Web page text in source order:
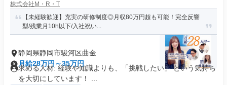
株式会社M・R・T
【未経験歓迎】充実の研修制度◎月収80万円超も可能！完全反響
型/残業月10h以下/入社祝い...
静岡県静岡市駿河区曲金
月給28万円～35万円
求める人材: 経験や知識よりも、「挑戦したい」 という気持ち
を大切にしています！ ...